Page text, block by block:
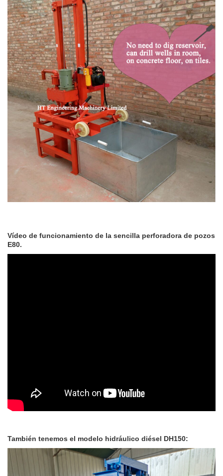
Vídeo de funcionamiento de la sencilla perforadora de pozos
E80.
También tenemos el modelo hidráulico diésel DH150: